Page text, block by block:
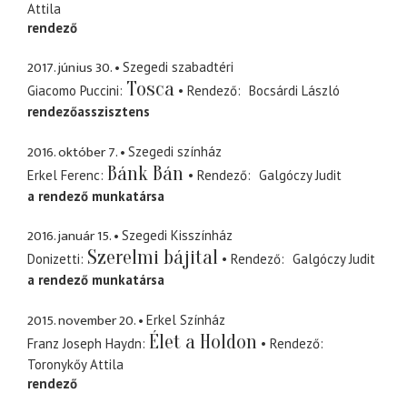
Attila
rendező
2017. június 30.
Szegedi szabadtéri
Giacomo Puccini Tosca Rendező
Bocsárdi László
rendezőasszisztens
2016. október 7.
Szegedi színház
Erkel Ferenc Bánk Bán Rendező
Galgóczy Judit
a rendező munkatársa
2016. január 15.
Szegedi Kisszínház
Donizetti Szerelmi bájital Rendező
Galgóczy Judit
a rendező munkatársa
2015. november 20.
Erkel Színház
Franz Joseph Haydn Élet a Holdon
Rendező
Toronykőy Attila
rendező